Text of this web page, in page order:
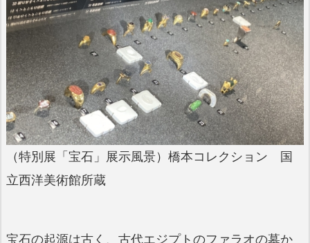
（特別展「宝石」展示風景）橋本コレクション 国
立西洋美術館所蔵
宝石の起源は古く、古代エジプトのファラオの墓か